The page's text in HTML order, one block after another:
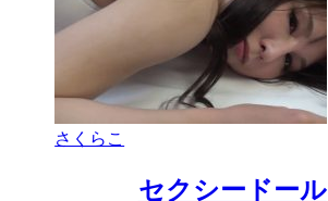
さくらこ
セクシードール